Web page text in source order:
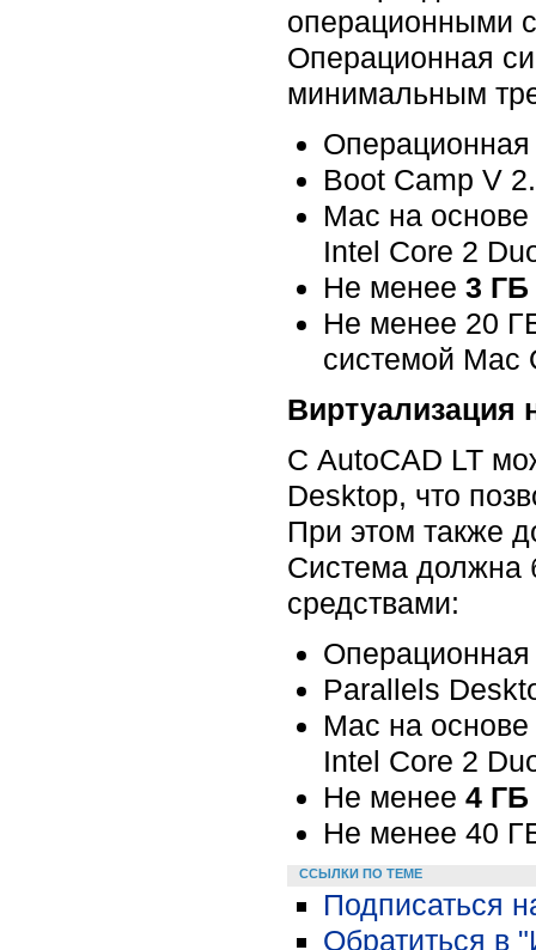
операционными
Операционная
минимальным
Boot Camp V
Mac на
Intel Core 2
Не менее 3 ГБ
Не менее 20
системой Mac
Виртуализация
С AutoCAD LT
Desktop, что
При этом также
Система должна
средствами:
Parallels
Mac на
Intel Core 2
Не менее 4 ГБ
Не менее 40
ССЫЛКИ ПО ТЕМЕ
Подписаться
Обратиться в